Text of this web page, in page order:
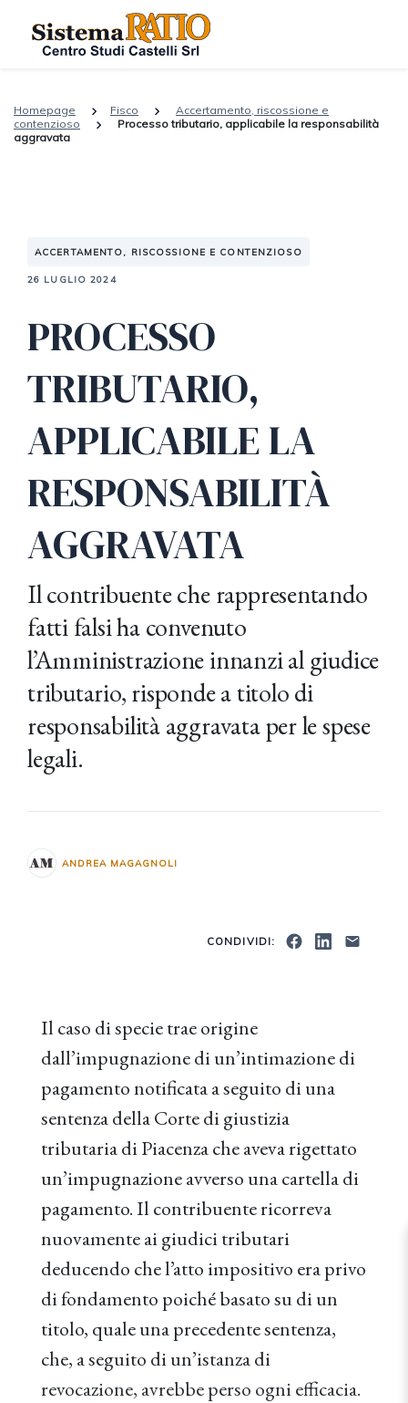
Homepage Fisco
Accertamento, riscossione e
contenzioso
Processo tributario, applicabile la responsabilità
aggravata
ACCERTAMENTO, RISCOSSIONE E CONTENZIOSO
26 LUGLIO 2024
PROCESSO
TRIBUTARIO,
APPLICABILE LA
RESPONSABILITÀ
AGGRAVATA
Il contribuente che rappresentando
fatti falsi ha convenuto
l’Amministrazione innanzi al giudice
tributario, risponde a titolo di
responsabilità aggravata per le spese
legali.
ANDREA MAGAGNOLI
CONDIVIDI:
Il caso di specie trae origine
dall’impugnazione di un’intimazione di
pagamento notificata a seguito di una
sentenza della Corte di giustizia
tributaria di Piacenza che aveva rigettato
un’impugnazione avverso una cartella di
pagamento. Il contribuente ricorreva
nuovamente ai giudici tributari
deducendo che l’atto impositivo era privo
di fondamento poiché basato su di un
titolo, quale una precedente sentenza,
che, a seguito di un’istanza di
revocazione, avrebbe perso ogni efficacia.